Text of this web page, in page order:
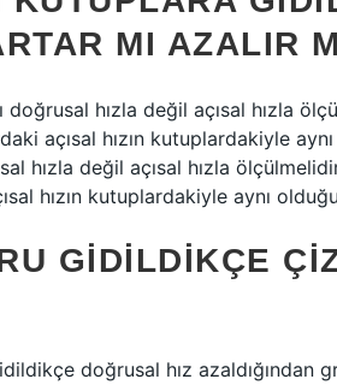
MI AZALIR
doğrusal hızla değil açısal hızla
açısal hızın kutuplardakiyle
hızla değil açısal hızla
hızın kutuplardakiyle aynı
GIDILDIKÇE
doğrusal hız azaldığından